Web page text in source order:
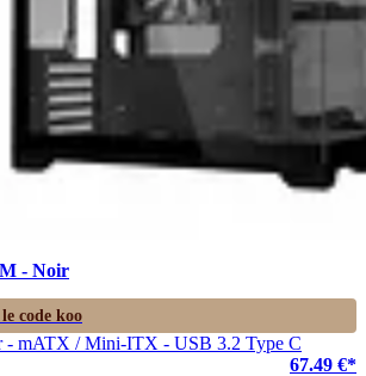
- Noir
code koo
- mATX / Mini-ITX - USB 3.2 Type C
67.49 €*